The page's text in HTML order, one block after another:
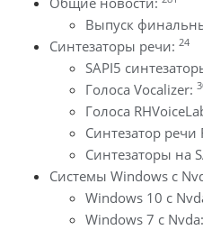
Выпуск
Синтезаторы речи: 24
SAPI5
Голоса Vocalizer:
Голоса
Синтезатор речи
Синтезаторы на
Системы Windows с
Windows 10 с
Windows 7 с Nvda: